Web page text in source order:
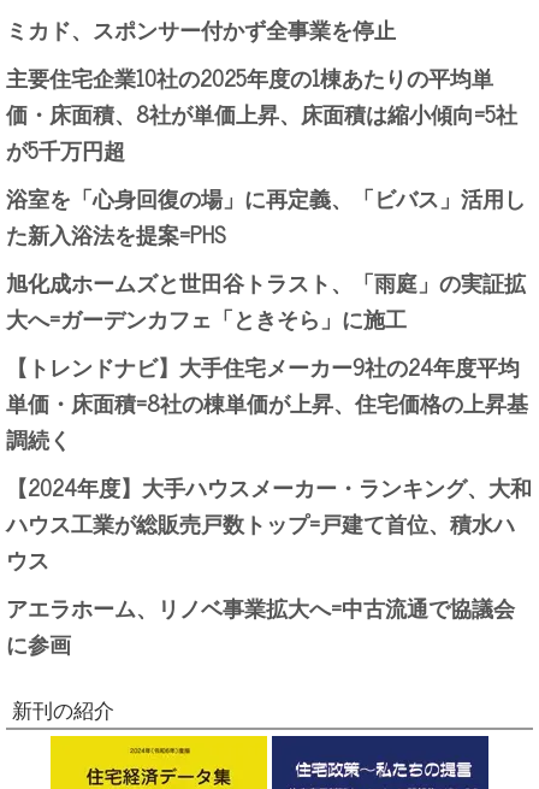
ミカド、スポンサー付かず全事業を停止
主要住宅企業10社の2025年度の1棟あたりの平均単
価・床面積、8社が単価上昇、床面積は縮小傾向=5社
が5千万円超
浴室を「心身回復の場」に再定義、「ビバス」活用し
た新入浴法を提案=PHS
旭化成ホームズと世田谷トラスト、「雨庭」の実証拡
大へ=ガーデンカフェ「ときそら」に施工
【トレンドナビ】大手住宅メーカー9社の24年度平均
単価・床面積=8社の棟単価が上昇、住宅価格の上昇基
調続く
【2024年度】大手ハウスメーカー・ランキング、大和
ハウス工業が総販売戸数トップ=戸建て首位、積水ハ
ウス
アエラホーム、リノベ事業拡大へ=中古流通で協議会
に参画
新刊の紹介